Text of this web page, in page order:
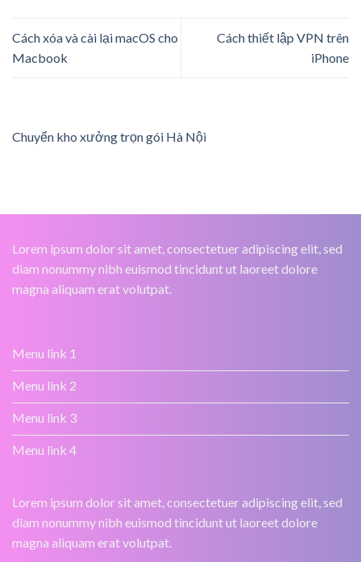
Cách xóa và cài lại macOS cho
Macbook
Cách thiết lập VPN trên
iPhone
Chuyển kho xưởng trọn gói Hà Nội
Lorem ipsum dolor sit amet, consectetuer adipiscing elit, sed
diam nonummy nibh euismod tincidunt ut laoreet dolore
magna aliquam erat volutpat.
Menu link 1
Menu link 2
Menu link 3
Menu link 4
Lorem ipsum dolor sit amet, consectetuer adipiscing elit, sed
diam nonummy nibh euismod tincidunt ut laoreet dolore
magna aliquam erat volutpat.